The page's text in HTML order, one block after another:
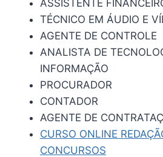
ASSISTENTE
TÉCNICO EM ÁUDIO E
AGENTE DE CONTROLE
ANALISTA DE
INFORMAÇÃO
PROCURADOR
CONTADOR
AGENTE DE
CURSO ONLINE
CONCURSOS